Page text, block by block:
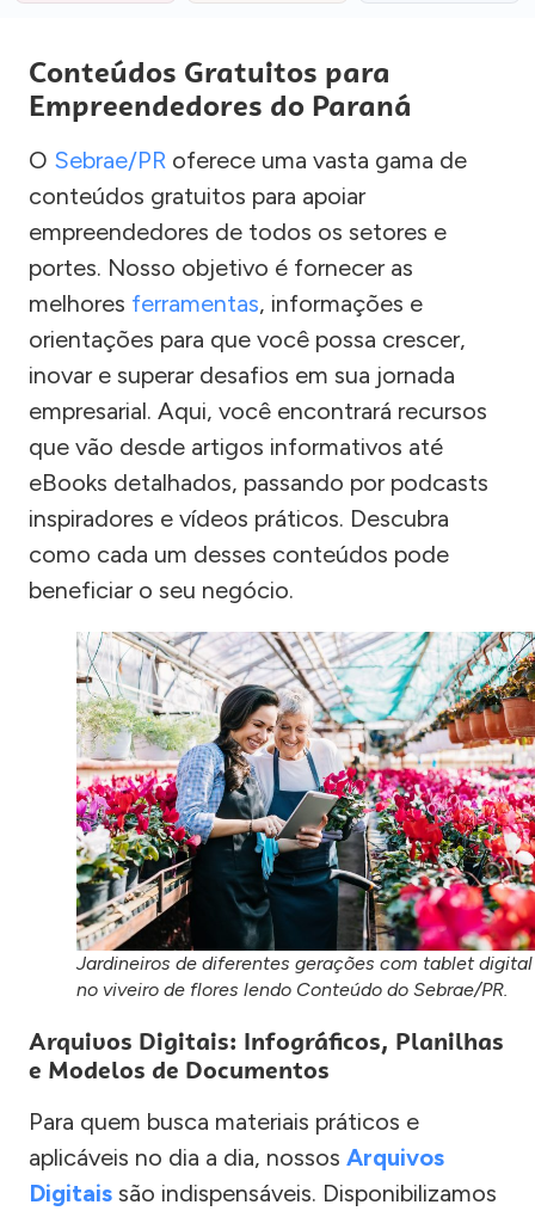
Conteúdos Gratuitos para
Empreendedores do Paraná
O Sebrae/PR oferece uma vasta gama de
conteúdos gratuitos para apoiar
empreendedores de todos os setores e
portes. Nosso objetivo é fornecer as
melhores ferramentas, informações e
orientações para que você possa crescer,
inovar e superar desafios em sua jornada
empresarial. Aqui, você encontrará recursos
que vão desde artigos informativos até
eBooks detalhados, passando por podcasts
inspiradores e vídeos práticos. Descubra
como cada um desses conteúdos pode
beneficiar o seu negócio.
Jardineiros de diferentes gerações com tablet digital
no viveiro de flores lendo Conteúdo do Sebrae/PR.
Arquivos Digitais: Infográficos, Planilhas
e Modelos de Documentos
Para quem busca materiais práticos e
aplicáveis no dia a dia, nossos Arquivos
Digitais são indispensáveis. Disponibilizamos